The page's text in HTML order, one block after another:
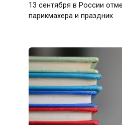
13 сентября в России
парикмахера и праздник